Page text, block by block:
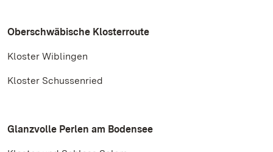
Oberschwäbische Klosterroute
Kloster Wiblingen
Kloster Schussenried
Glanzvolle Perlen am Bodensee